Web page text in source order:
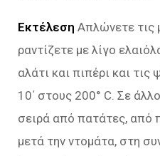
Εκτέλεση Απλώνετε τις
ραντίζετε με λίγο
αλάτι και πιπέρι και
10΄ στους 200° C. Σε
σειρά από πατάτες, από
μετά την ντομάτα, στη